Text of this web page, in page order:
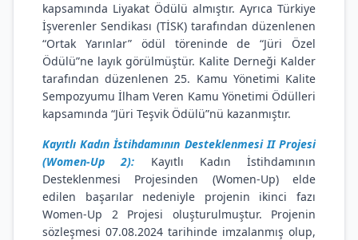
kapsamında Liyakat Ödülü almıştır. Ayrıca Türkiye
İşverenler Sendikası (TİSK) tarafından düzenlenen
“Ortak Yarınlar” ödül töreninde de “Jüri Özel
Ödülü”ne layık görülmüştür. Kalite Derneği Kalder
tarafından düzenlenen 25. Kamu Yönetimi Kalite
Sempozyumu İlham Veren Kamu Yönetimi Ödülleri
kapsamında “Jüri Teşvik Ödülü”nü kazanmıştır.
Kayıtlı Kadın İstihdamının Desteklenmesi II Projesi
(Women-Up 2): Kayıtlı Kadın İstihdamının
Desteklenmesi Projesinden (Women-Up) elde
edilen başarılar nedeniyle projenin ikinci fazı
Women-Up 2 Projesi oluşturulmuştur. Projenin
sözleşmesi 07.08.2024 tarihinde imzalanmış olup,